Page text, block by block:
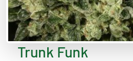
Trunk Funk